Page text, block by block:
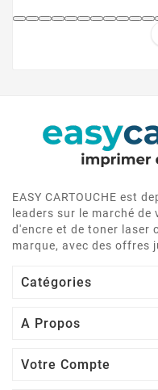
EASY CARTOUCHE est
leaders sur le marché
d'encre et de toner laser
marque, avec des offres
Catégories
A Propos
Votre Compte